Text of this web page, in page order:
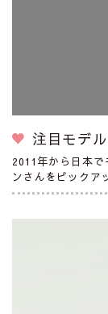
注目モデ
2011年から日本
ンさんをピックア